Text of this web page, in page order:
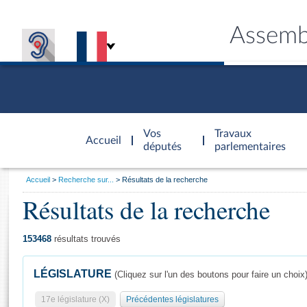
Accueil
d'accueil
Vos
députés
Travaux
parlementaires
Général
Vous
Accueil Recherche sur... Résultats de la recherche
Résultats de la recherche
153468 résultats trouvés
LÉGISLATURE (Cliquez sur l'un des boutons pour faire un choix)
17e législature (X) Précédentes législatures